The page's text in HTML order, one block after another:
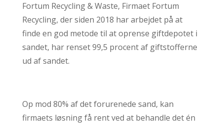
Fortum Recycling & Waste, Firmaet Fortum
Recycling, der siden 2018 har arbejdet på at
finde en god metode til at oprense giftdepotet i
sandet, har renset 99,5 procent af giftstofferne
ud af sandet.
Op mod 80% af det forurenede sand, kan
firmaets løsning få rent ved at behandle det én